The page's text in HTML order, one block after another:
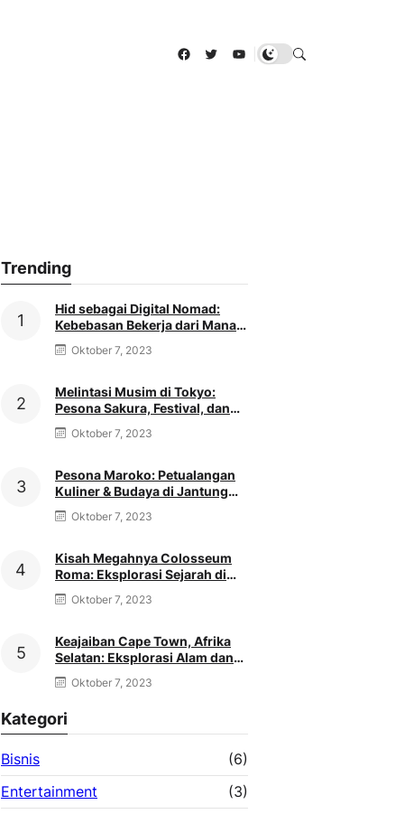
Facebook
TwitterYouTube
Trending
Hid sebagai Digital Nomad:
Kebebasan Bekerja dari Mana
Saja
Oktober 7, 2023
Melintasi Musim di Tokyo:
Pesona Sakura, Festival, dan
Cuaca Menakjubkan
Oktober 7, 2023
Pesona Maroko: Petualangan
Kuliner & Budaya di Jantung
Maghreb
Oktober 7, 2023
Kisah Megahnya Colosseum
Roma: Eksplorasi Sejarah di
Jantung Kekaisaran
Oktober 7, 2023
Keajaiban Cape Town, Afrika
Selatan: Eksplorasi Alam dan
Budaya yang Memikat
Oktober 7, 2023
Kategori
Bisnis
(6)
Entertainment
(3)